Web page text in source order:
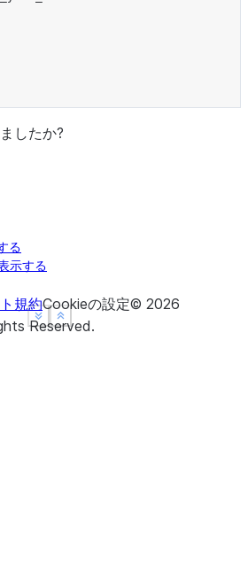
Show less
See more
Show less
See more
したか?
る
示する
規約Cookieの設定© 2026
Reserved.